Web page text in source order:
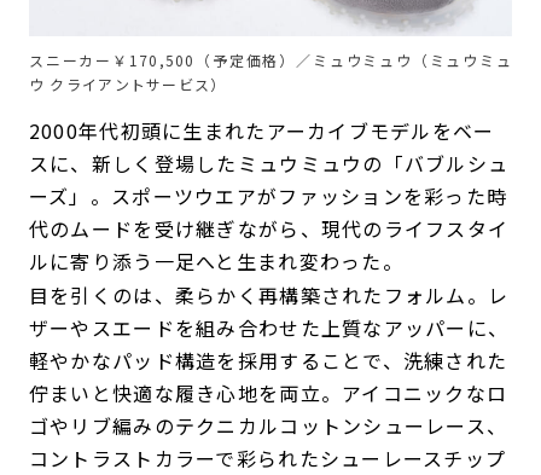
スニーカー￥170,500（予定価格）／ミュウミュウ（ミュウミュ
ウ クライアントサービス）
2000年代初頭に生まれたアーカイブモデルをベー
スに、新しく登場したミュウミュウの「バブルシュ
ーズ」。スポーツウエアがファッションを彩った時
代のムードを受け継ぎながら、現代のライフスタイ
ルに寄り添う一足へと生まれ変わった。
目を引くのは、柔らかく再構築されたフォルム。レ
ザーやスエードを組み合わせた上質なアッパーに、
軽やかなパッド構造を採用することで、洗練された
佇まいと快適な履き心地を両立。アイコニックなロ
ゴやリブ編みのテクニカルコットンシューレース、
コントラストカラーで彩られたシューレースチップ